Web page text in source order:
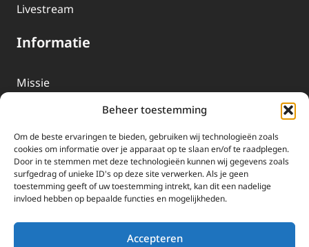
Beheer toestemming
Om de beste ervaringen te bieden, gebruiken wij technologieën zoals
cookies om informatie over je apparaat op te slaan en/of te raadplegen.
Door in te stemmen met deze technologieën kunnen wij gegevens zoals
surfgedrag of unieke ID's op deze site verwerken. Als je geen
toestemming geeft of uw toestemming intrekt, kan dit een nadelige
invloed hebben op bepaalde functies en mogelijkheden.
Accepteren
Livestream
Informatie
Missie
EWTN-Team
Organisatiegegevens
Doneren
EWTN wordt uitsluitend gefinancierd door uw donaties.